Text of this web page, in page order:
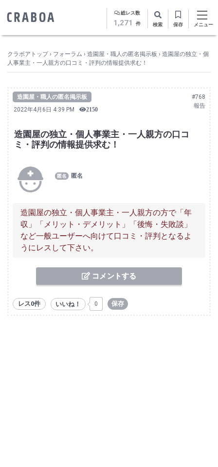
総レス数
1,271 件 検索 保存 メニュー
クラボアトップ › フォーラム › 造園屋・職人の匿名掲示板 › 造園屋の独立・個
人事業主・一人親方の口コミ・評判の情報提供求む！
造園屋・職人の匿名掲示板
#768
報告
2022年4月6日 4:39 PM 2150
造園屋の独立・個人事業主・一人親方の口コ
ミ・評判の情報提供求む！
匿名
造園屋の独立・個人事業主・一人親方の方で「年
収」「メリット・デメリット」「後悔・失敗談」
など一般ユーザーへ向けて口コミ・評判となるよ
うにレスして下さい。
コメントする
レス0件 いいね！ 0 保存